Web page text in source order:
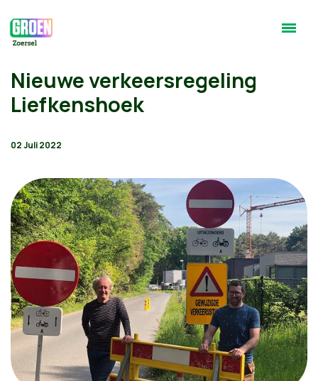
Nieuwe verkeersregeling
Liefkenshoek
02 Juli 2022